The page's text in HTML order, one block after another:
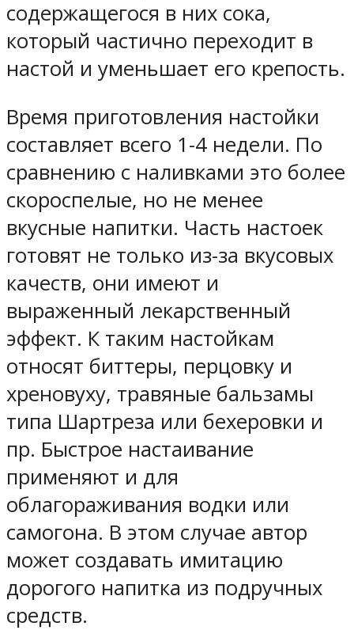
содержащегося в них сока,
который частично переходит в
настой и уменьшает его крепость.
Время приготовления настойки
составляет всего 1-4 недели. По
сравнению с наливками это более
скороспелые, но не менее
вкусные напитки. Часть настоек
готовят не только из-за вкусовых
качеств, они имеют и
выраженный лекарственный
эффект. К таким настойкам
относят биттеры, перцовку и
хреновуху, травяные бальзамы
типа Шартреза или бехеровки и
пр. Быстрое настаивание
применяют и для
облагораживания водки или
самогона. В этом случае автор
может создавать имитацию
дорогого напитка из подручных
средств.